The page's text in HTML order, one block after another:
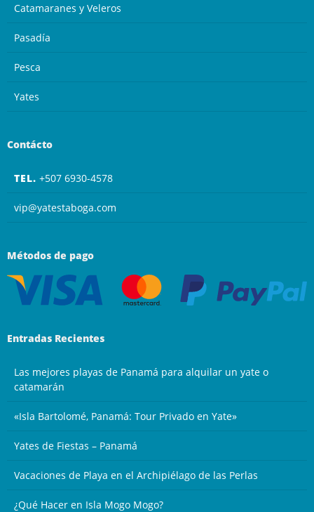
Catamaranes y Veleros
Pasadía
Pesca
Yates
Contácto
TEL. +507 6930-4578
vip@yatestaboga.com
Métodos de pago
Entradas Recientes
Las mejores playas de Panamá para alquilar un yate o
catamarán
«Isla Bartolomé, Panamá: Tour Privado en Yate»
Yates de Fiestas – Panamá
Vacaciones de Playa en el Archipiélago de las Perlas
¿Qué Hacer en Isla Mogo Mogo?